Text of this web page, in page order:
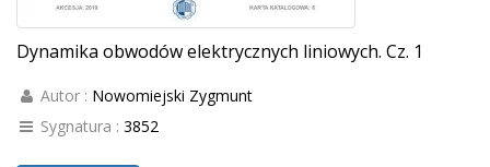
Dynamika obwodów elektrycznych liniowych. Cz. 1
Autor : Nowomiejski Zygmunt
Sygnatura : 3852